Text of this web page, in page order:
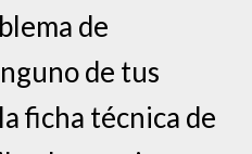
de
de tus
ficha técnica de